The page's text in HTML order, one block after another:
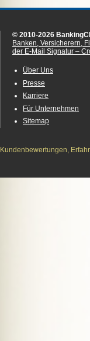
© 2010-2026
Banken, Versicherern,
der E-Mail Signatur –
Über Uns
Presse
Karriere
Für Unternehmen
Sitemap
Kundenbewertungen,